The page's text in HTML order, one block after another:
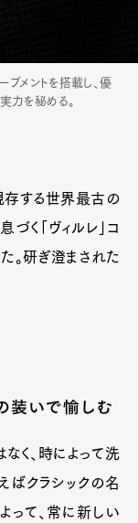
ブメントを搭載し、優
力を秘める。
存する世界最古の
く「ヴィルレ」コ
。研ぎ澄まされた
装いで愉しむ
く、時によって洗
ばクラシックの名
て、常に新しい